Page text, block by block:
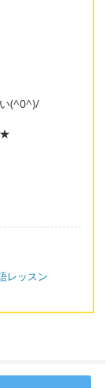
(^0^)/
レッスン